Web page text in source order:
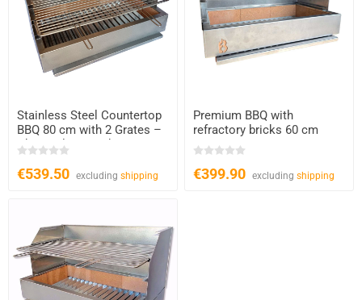
Stainless Steel Countertop
BBQ 80 cm with 2 Grates –
Charcoal & Wood
€539.50 excluding shipping
Premium BBQ with
refractory bricks 60 cm
€399.90 excludingshipping